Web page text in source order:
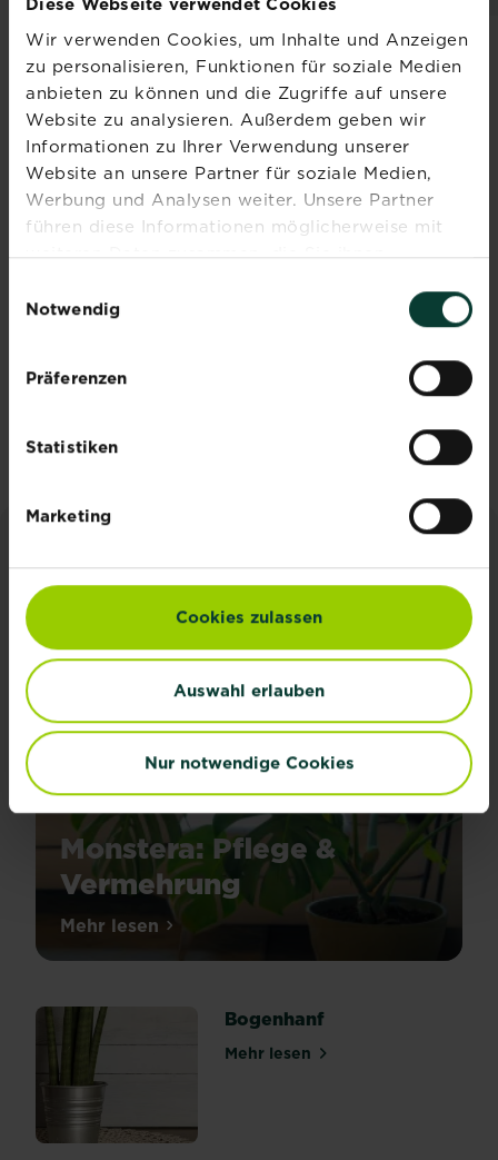
Wir verwenden Cookies, um Inhalte und Anzeigen
zu personalisieren, Funktionen für soziale Medien
anbieten zu können und die Zugriffe auf unsere
Website zu analysieren. Außerdem geben wir
Informationen zu Ihrer Verwendung unserer
Website an unsere Partner für soziale Medien,
Werbung und Analysen weiter. Unsere Partner
führen diese Informationen möglicherweise mit
weiteren Daten zusammen, die Sie ihnen
Nutzung der Dienste gesammelt haben.
Notwendig
Präferenzen
Statistiken
Marketing
Cookies zulassen
Auswahl erlauben
Nur notwendige Cookies
Abonniere jetzt
den Liebe deinen
Garten Newsletter
Melde dich jetzt zu unserem
INSPIRATION & RATGEBER
Alle Artikel entdecken
Monstera: Pflege &
Vermehrung
Die
ist
ihrem
tropischen
Aussehen
nicht
Mehr lesenüber Monstera: Pflege & Vermehrung
Bogenhanf
Mehr lesenüber Bogenhanf